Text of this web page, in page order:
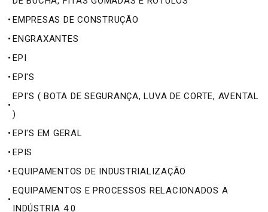
• EMPRESAS DE CONSTRUÇÃO
• ENGRAXANTES
• EPI
• EPI'S
•
EPI'S ( BOTA DE SEGURANÇA, LUVA DE CORTE, AVENTAL
)
• EPI'S EM GERAL
• EPIS
• EQUIPAMENTOS DE INDUSTRIALIZAÇÃO
•
EQUIPAMENTOS E PROCESSOS RELACIONADOS A
INDÚSTRIA 4.0